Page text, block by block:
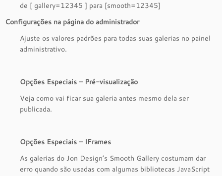
de [ gallery=12345 ] para [smooth=12345]
Configurações na página do administrador
Ajuste os valores padrões para todas suas galerias no painel
administrativo.
Opções Especiais – Pré-visualização
Veja como vai ficar sua galeria antes mesmo dela ser
publicada.
Opções Especiais – IFrames
As galerias do Jon Design’s Smooth Gallery costumam dar
erro quando são usadas com algumas bibliotecas JavaScript